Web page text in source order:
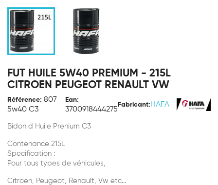
FUT HUILE 5W40 PREMIUM - 215L
CITROEN PEUGEOT RENAULT VW
Référence: 807
5w40 C3
Ean:
3700918444275
Fabricant: HAFA
Bidon d Huile Prenium C3
Contenance 215L
Specification :
Pour tous types de véhicules,
Citroen, Peugeot, Renault, Vw etc...